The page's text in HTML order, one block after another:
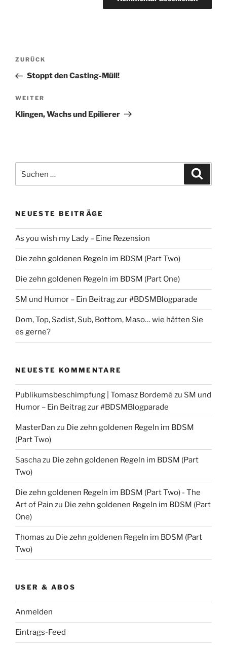
Beitragsnavigation
Vorheriger
Beitrag
ZURÜCK
Stoppt den Casting-Müll!
Nächster
Beitrag
WEITER
Klingen, Wachs und Epilierer
nach:
NEUESTE BEITRÄGE
As you wish my Lady – Eine Rezension
Die zehn goldenen Regeln im BDSM (Part Two)
Die zehn goldenen Regeln im BDSM (Part One)
SM und Humor – Ein Beitrag zur #BDSMBlogparade
Dom, Top, Sadist, Sub, Bottom, Maso… wie hätten Sie
es gerne?
NEUESTE KOMMENTARE
Publikumsbeschimpfung | Tomasz Bordemé zu SM und
Humor – Ein Beitrag zur #BDSMBlogparade
MasterDan zu Die zehn goldenen Regeln im BDSM
(Part Two)
Saschazu Die zehn goldenen Regeln im BDSM (Part
Two)
Die zehn goldenen Regeln im BDSM (Part Two) - The
Art of Pain zu Die zehn goldenen Regeln im BDSM (Part
One)
Thomas zu Die zehn goldenen Regeln im BDSM (Part
Two)
USER & ABOS
Anmelden
Eintrags-Feed